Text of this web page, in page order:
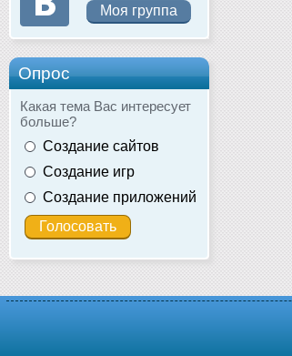
Моя группа
Опрос
Какая тема Вас интересует
больше?
Создание сайтов
Создание игр
Создание приложений